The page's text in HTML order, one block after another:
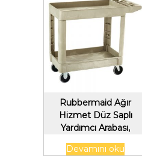
Rubbermaid Ağır
Hizmet Düz Saplı
Yardımcı Arabası,
Dudaklı-Raflı, Küçük, Bej
Devamını oku